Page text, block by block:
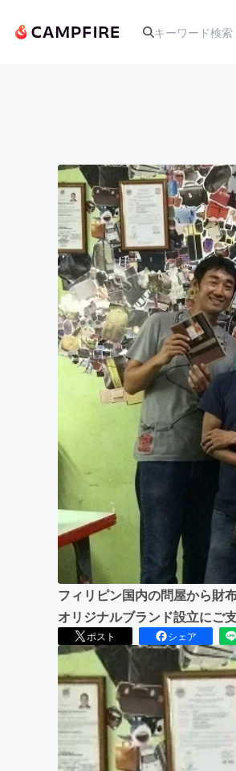
アート・写真
テクノロジー
映像・映画
ビジネス・起業
まちづくり・
フィリピン国内の問屋から財
オリジナルブランド設立にご
ポスト シェア